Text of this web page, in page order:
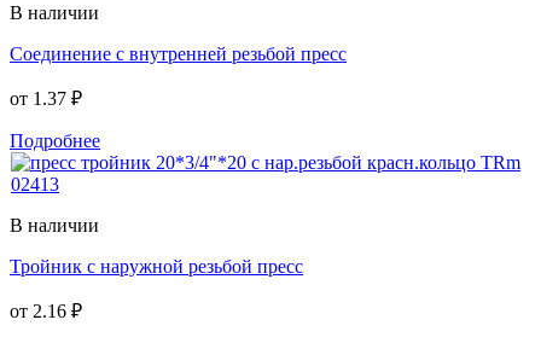
В наличии
Соединение с внутренней резьбой пресс
от 1.37 ₽
Подробнее
В наличии
Тройник с наружной резьбой пресс
от 2.16 ₽